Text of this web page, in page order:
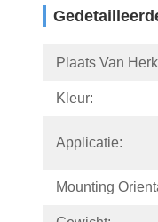
Plaats Van
Kleur:
Applicatie:
Mounting